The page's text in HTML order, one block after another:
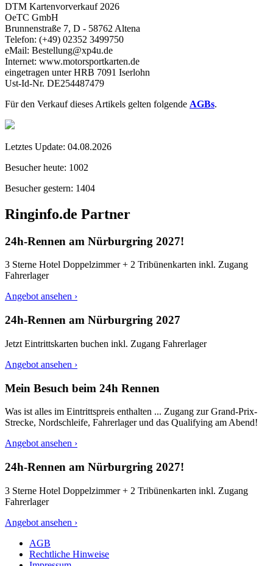
DTM Kartenvorverkauf 2026
OeTC GmbH
Brunnenstraße 7, D - 58762 Altena
Telefon: (+49) 02352 3499750
eMail: Bestellung@xp4u.de
Internet: www.motorsportkarten.de
eingetragen unter HRB 7091 Iserlohn
Ust-Id-Nr. DE254487479
Für den Verkauf dieses Artikels gelten folgende AGBs.
Letztes Update: 04.08.2026
Besucher heute: 1002
Besucher gestern: 1404
Ringinfo.de Partner
24h-Rennen am Nürburgring 2027!
3 Sterne Hotel Doppelzimmer + 2 Tribünenkarten inkl. Zugang
Fahrerlager
Angebot ansehen ›
24h-Rennen am Nürburgring 2027
Jetzt Eintrittskarten buchen inkl. Zugang Fahrerlager
Angebot ansehen ›
Mein Besuch beim 24h Rennen
Was ist alles im Eintrittspreis enthalten ... Zugang zur Grand-Prix-
Strecke, Nordschleife, Fahrerlager und das Qualifying am Abend!
Angebot ansehen ›
24h-Rennen am Nürburgring 2027!
3 Sterne Hotel Doppelzimmer + 2 Tribünenkarten inkl. Zugang
Fahrerlager
Angebot ansehen ›
AGB
Rechtliche Hinweise